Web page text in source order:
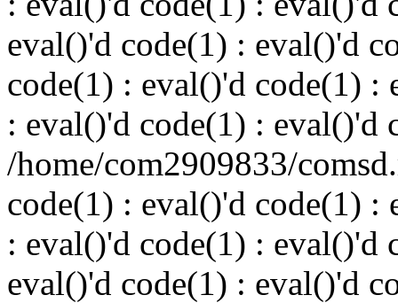
eval()'d code(1) : eval()'d
code(1) : eval()'d code(1) :
: eval()'d code(1) : eval()'d
/home/com2909833/
code(1) : eval()'d code(1) :
: eval()'d code(1) : eval()'d
eval()'d code(1) : eval()'d